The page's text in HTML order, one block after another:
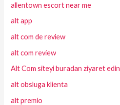
allentown escort near me
alt app
alt com de review
alt com review
Alt Com siteyi buradan ziyaret edin
alt obsluga klienta
alt premio